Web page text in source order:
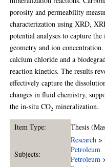
porosity and permeability
characterization using XRD,
potential analyses to capture
geometry and ion
calcium chloride and a
reaction kinetics. The results
effectively capture the
changes in fluid chemistry,
the in-situ CO₂ mineralization.
Item Type: Thesis
Subjects:
Research >
Petroleum
Petroleum